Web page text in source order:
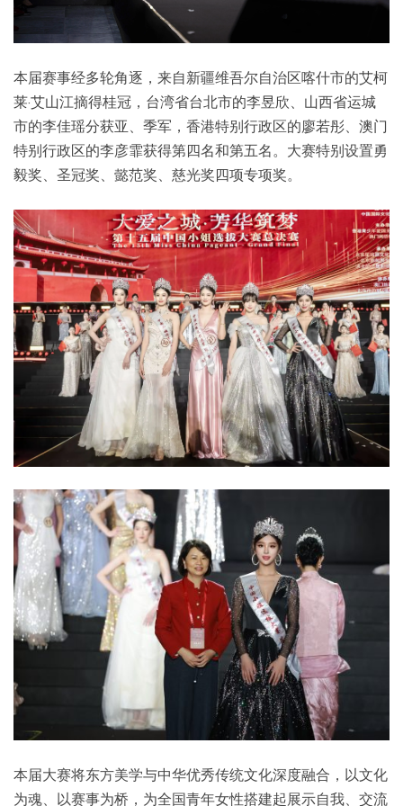
本届赛事经多轮角逐，来自新疆维吾尔自治区喀什市的艾柯
莱·艾山江摘得桂冠，台湾省台北市的李昱欣、山西省运城
市的李佳瑶分获亚、季军，香港特别行政区的廖若彤、澳门
特别行政区的李彦霏获得第四名和第五名。大赛特别设置勇
毅奖、圣冠奖、懿范奖、慈光奖四项专项奖。
本届大赛将东方美学与中华优秀传统文化深度融合，以文化
为魂、以赛事为桥，为全国青年女性搭建起展示自我、交流